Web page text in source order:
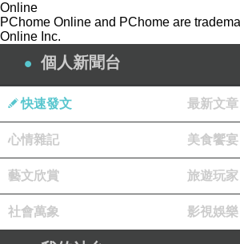
老闆赤坂拉麵也經營了十幾年，因為租
一些店，拉麵店本來是在隔壁，搬過
空間做自己喜歡且和外面不同的餐飲品
緻也很特別的はんば燒肉專門餐廳。
Online
PChome Online and PChome are
Online Inc.
個人新聞台
快速發文 最新文章
心情雜記 美食饗宴
藝文欣賞 旅遊玩家
社會萬象 影視娛樂